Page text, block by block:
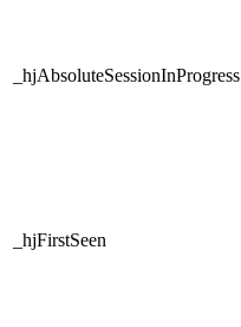
_hjAbsoluteSessionInProgress
_hjFirstSeen